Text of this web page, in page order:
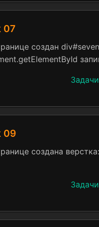
07
создан
09
созданa верстка: